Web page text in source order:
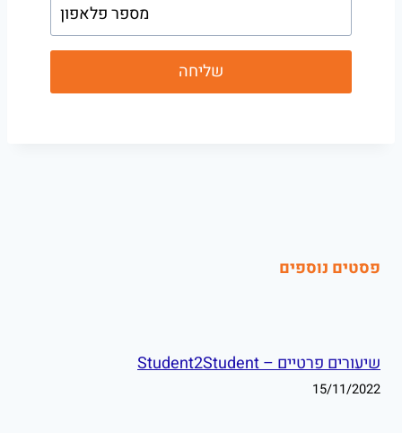
e
m
שליחה
פסטים נוספים
שיעורים פרטיים – Student2Student
15/11/2022